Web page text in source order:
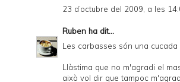
23 d’octubre del 2009, a les
Ruben ha dit...
Les carbasses són una cucada
Llàstima que no m'agradi el
això vol dir que tampoc